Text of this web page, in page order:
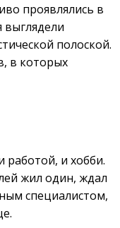
проявлялись в
полоской.
в которых
работой, и хобби.
жил один, ждал
специалистом,